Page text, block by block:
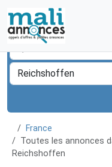
France
Toutes les annonces
Reichshoffen